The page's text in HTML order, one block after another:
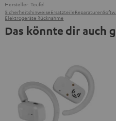
Hersteller: Teufel
SicherheitshinweiseErsatzteileReparaturen
Elektrogeräte Rücknahme
Das könnte dir auch